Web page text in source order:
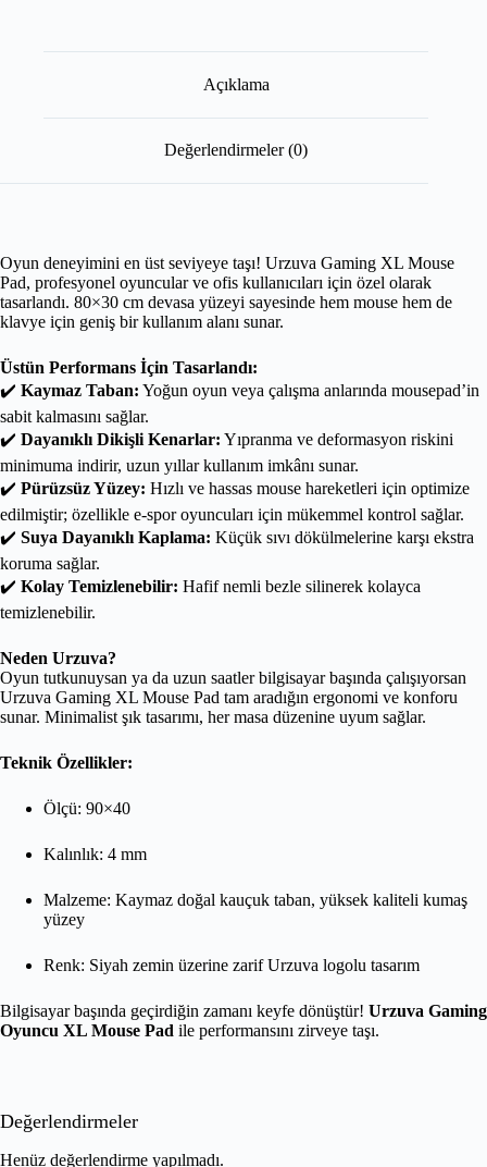
Açıklama
Değerlendirmeler (0)
Oyun deneyimini en üst seviyeye taşı! Urzuva Gaming XL Mouse
Pad, profesyonel oyuncular ve ofis kullanıcıları için özel olarak
tasarlandı. 80×30 cm devasa yüzeyi sayesinde hem mouse hem de
klavye için geniş bir kullanım alanı sunar.
Üstün Performans İçin Tasarlandı:
✔️ Kaymaz Taban: Yoğun oyun veya çalışma anlarında mousepad’in
sabit kalmasını sağlar.
✔️ Dayanıklı Dikişli Kenarlar: Yıpranma ve deformasyon riskini
minimuma indirir, uzun yıllar kullanım imkânı sunar.
✔️ Pürüzsüz Yüzey: Hızlı ve hassas mouse hareketleri için optimize
edilmiştir; özellikle e-spor oyuncuları için mükemmel kontrol sağlar.
✔️ Suya Dayanıklı Kaplama: Küçük sıvı dökülmelerine karşı ekstra
koruma sağlar.
✔️ Kolay Temizlenebilir: Hafif nemli bezle silinerek kolayca
temizlenebilir.
Neden Urzuva?
Oyun tutkunuysan ya da uzun saatler bilgisayar başında çalışıyorsan
Urzuva Gaming XL Mouse Pad tam aradığın ergonomi ve konforu
sunar. Minimalist şık tasarımı, her masa düzenine uyum sağlar.
Teknik Özellikler:
Ölçü: 90×40
Kalınlık: 4 mm
Malzeme: Kaymaz doğal kauçuk taban, yüksek kaliteli kumaş
yüzey
Renk: Siyah zemin üzerine zarif Urzuva logolu tasarım
Bilgisayar başında geçirdiğin zamanı keyfe dönüştür! Urzuva Gaming
Oyuncu XL Mouse Pad ile performansını zirveye taşı.
Değerlendirmeler
Henüz değerlendirme yapılmadı.